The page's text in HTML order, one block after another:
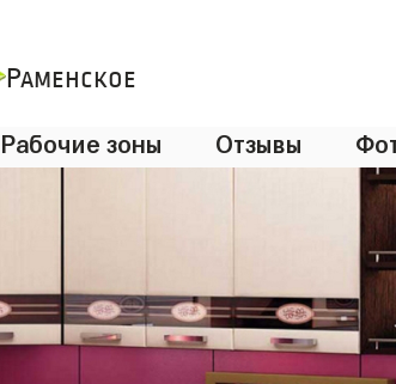
Раменское
Рабочие зоны Отзывы